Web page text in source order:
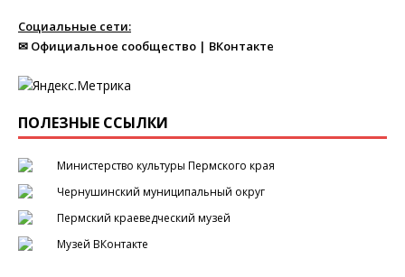
Социальные сети:
✉ Официальное сообщество | ВКонтакте
ПОЛЕЗНЫЕ ССЫЛКИ
Министерство культуры Пермского края
Чернушинский муниципальный округ
Пермский краеведческий музей
Музей ВКонтакте